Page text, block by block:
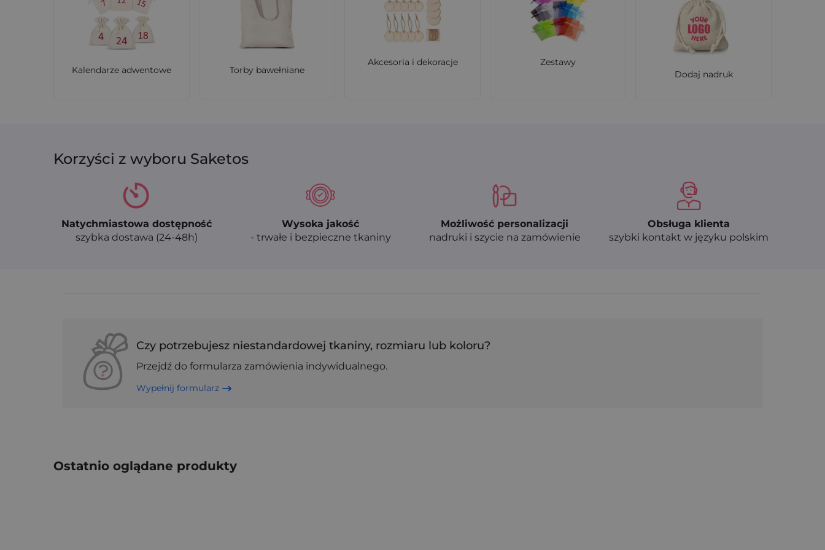
Z jakiego materiału wykonane są woreczki?
Woreczki są z włókniny non woven (fizeliny), która jest lekka, trwała, oddychająca i przyjazna środowisku. Można je wielokrotnie wykorzystywać.
Kalendarze adwentowe Torby bawełniane
Akcesoria i dekoracje
Zestawy
Dodaj nadruk
Korzyści z wyboru Saketos
Natychmiastowa dostępność
szybka dostawa (24-48h)
Wysoka jakość
- trwałe i bezpieczne tkaniny
Możliwość personalizacji
nadruki i szycie na zamówienie
Obsługa klienta
szybki kontakt w języku polskim
Czy potrzebujesz niestandardowej tkaniny, rozmiaru lub koloru?
Przejdź do formularza zamówienia indywidualnego.
Wypełnij formularz
Ostatnio oglądane produkty